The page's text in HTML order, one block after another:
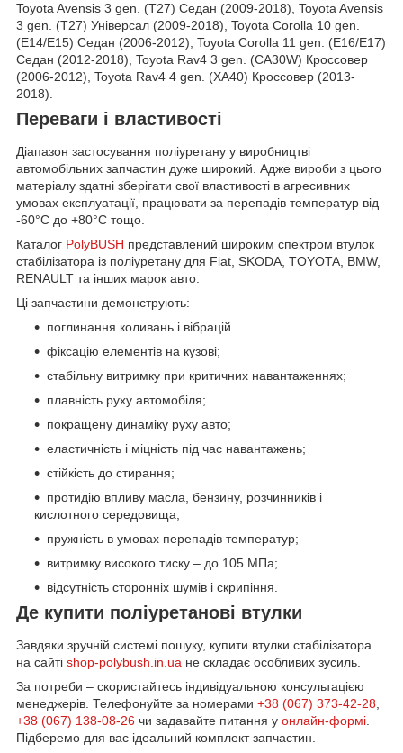
Toyota Avensis 3 gen. (T27) Седан (2009-2018), Toyota Avensis
3 gen. (T27) Універсал (2009-2018), Toyota Corolla 10 gen.
(E14/E15) Седан (2006-2012), Toyota Corolla 11 gen. (E16/E17)
Седан (2012-2018), Toyota Rav4 3 gen. (CA30W) Кроссовер
(2006-2012), Toyota Rav4 4 gen. (XA40) Кроссовер (2013-
2018).
Переваги і властивості
Діапазон застосування поліуретану у виробництві
автомобільних запчастин дуже широкий. Адже вироби з цього
матеріалу здатні зберігати свої властивості в агресивних
умовах експлуатації, працювати за перепадів температур від
-60°С до +80°С тощо.
Каталог PolyBUSH представлений широким спектром втулок
стабілізатора із поліуретану для Fiat, SKODA, TOYOTA, BMW,
RENAULT та інших марок авто.
Ці запчастини демонструють:
поглинання коливань і вібрацій
фіксацію елементів на кузові;
стабільну витримку при критичних навантаженнях;
плавність руху автомобіля;
покращену динаміку руху авто;
еластичність і міцність під час навантажень;
стійкість до стирання;
протидію впливу масла, бензину, розчинників і
кислотного середовища;
пружність в умовах перепадів температур;
витримку високого тиску – до 105 МПа;
відсутність сторонніх шумів і скрипіння.
Де купити поліуретанові втулки
Завдяки зручній системі пошуку, купити втулки стабілізатора
на сайті shop-polybush.in.ua не складає особливих зусиль.
За потреби – скористайтесь індивідуальною консультацією
менеджерів. Телефонуйте за номерами +38 (067) 373-42-28
+38 (067) 138-08-26 чи задавайте питання у онлайн-формі
Підберемо для вас ідеальний комплект запчастин.